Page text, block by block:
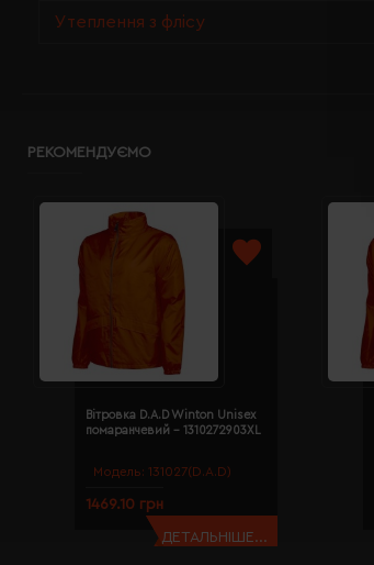
Утеплення з флісу
РЕКОМЕНДУЄМО
Модель: 131027(D.A.D)
Вітровка D.A.D Winton Unisex
помаранчевий - 1310272903XL
1469.10 грн
ДЕТАЛЬНІШЕ...